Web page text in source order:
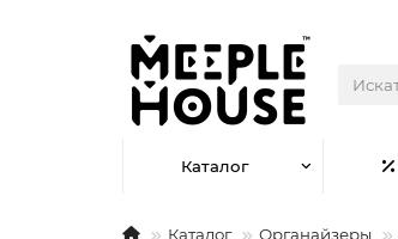
Каталог
Каталог Органайзеры